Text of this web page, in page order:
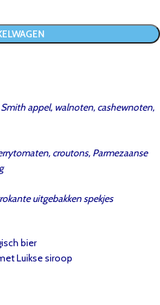
appel, walnoten, cashewnoten,
croutons, Parmezaanse
uitgebakken spekjes
bier
Luikse siroop